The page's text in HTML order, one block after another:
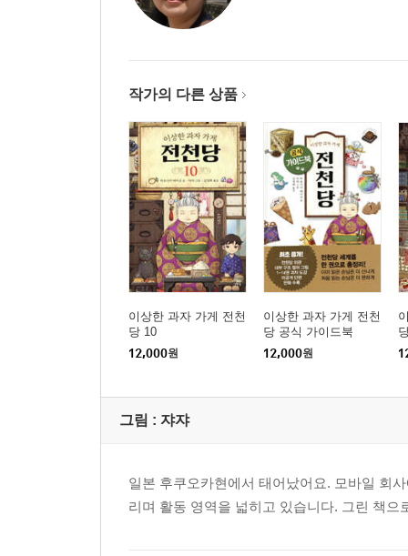
작가의 다른 상품
이상한 과자 가게 전천
당 10
12,000원
이상한 과자 가게 전천
당 공식 가이드북
12,000원
그림 : 쟈쟈
일본 후쿠오카현에서 태어났어요. 모바일 회
리며 활동 영역을 넓히고 있습니다. 그린 책